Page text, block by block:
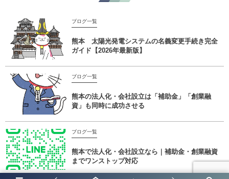
ブログ一覧
熊本 太陽光発電システムの名義変更手続き完全
ガイド【2026年最新版】
ブログ一覧
熊本の法人化・会社設立は「補助金」「創業融
資」も同時に成功させる
ブログ一覧
熊本で法人化・会社設立なら｜補助金・創業融資
までワンストップ対応